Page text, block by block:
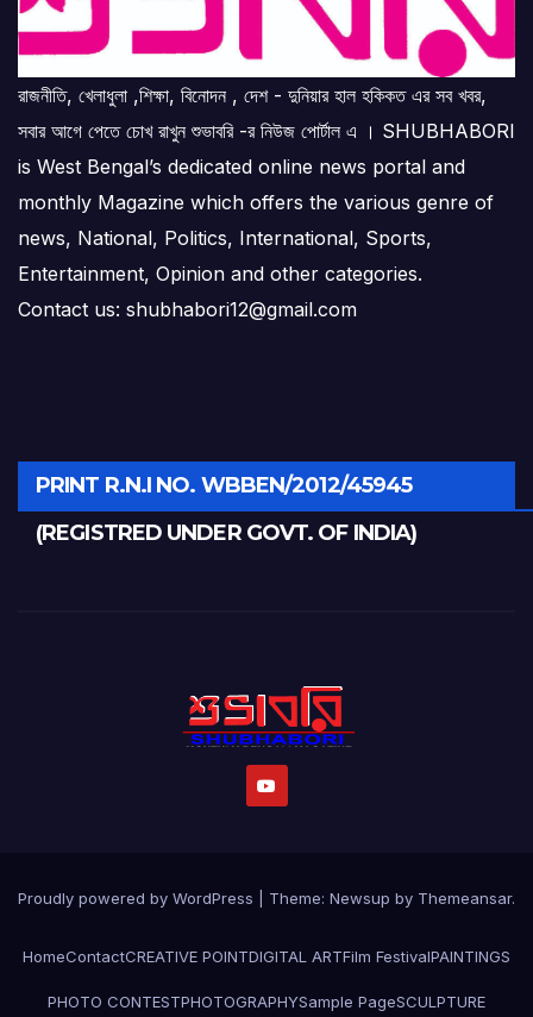
রাজনীতি, খেলাধুলা ,শিক্ষা, বিনোদন , দেশ - দুনিয়ার হাল হকিকত এর সব খবর,
সবার আগে পেতে চোখ রাখুন শুভাবরি -র নিউজ পোর্টাল এ । SHUBHABORI
is West Bengal’s dedicated online news portal and
monthly Magazine which offers the various genre of
news, National, Politics, International, Sports,
Entertainment, Opinion and other categories.
Contact us: shubhabori12@gmail.com
PRINT R.N.I NO. WBBEN/2012/45945
(REGISTRED UNDER GOVT. OF INDIA)
Proudly powered by WordPress Theme: Newsup by Themeansar.
HomeContactCREATIVE POINTDIGITAL ARTFilm FestivalPAINTINGS
PHOTO CONTESTPHOTOGRAPHYSample PageSCULPTURE